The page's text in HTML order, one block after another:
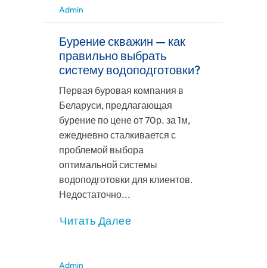
Admin
Бурение скважин — как
правильно выбрать
систему водоподготовки?
Первая буровая компания в
Беларуси, предлагающая
бурение по цене от 70р. за 1м,
ежедневно сталкивается с
проблемой выбора
оптимальной системы
водоподготовки для клиентов.
Недостаточно...
Читать Далее
Admin